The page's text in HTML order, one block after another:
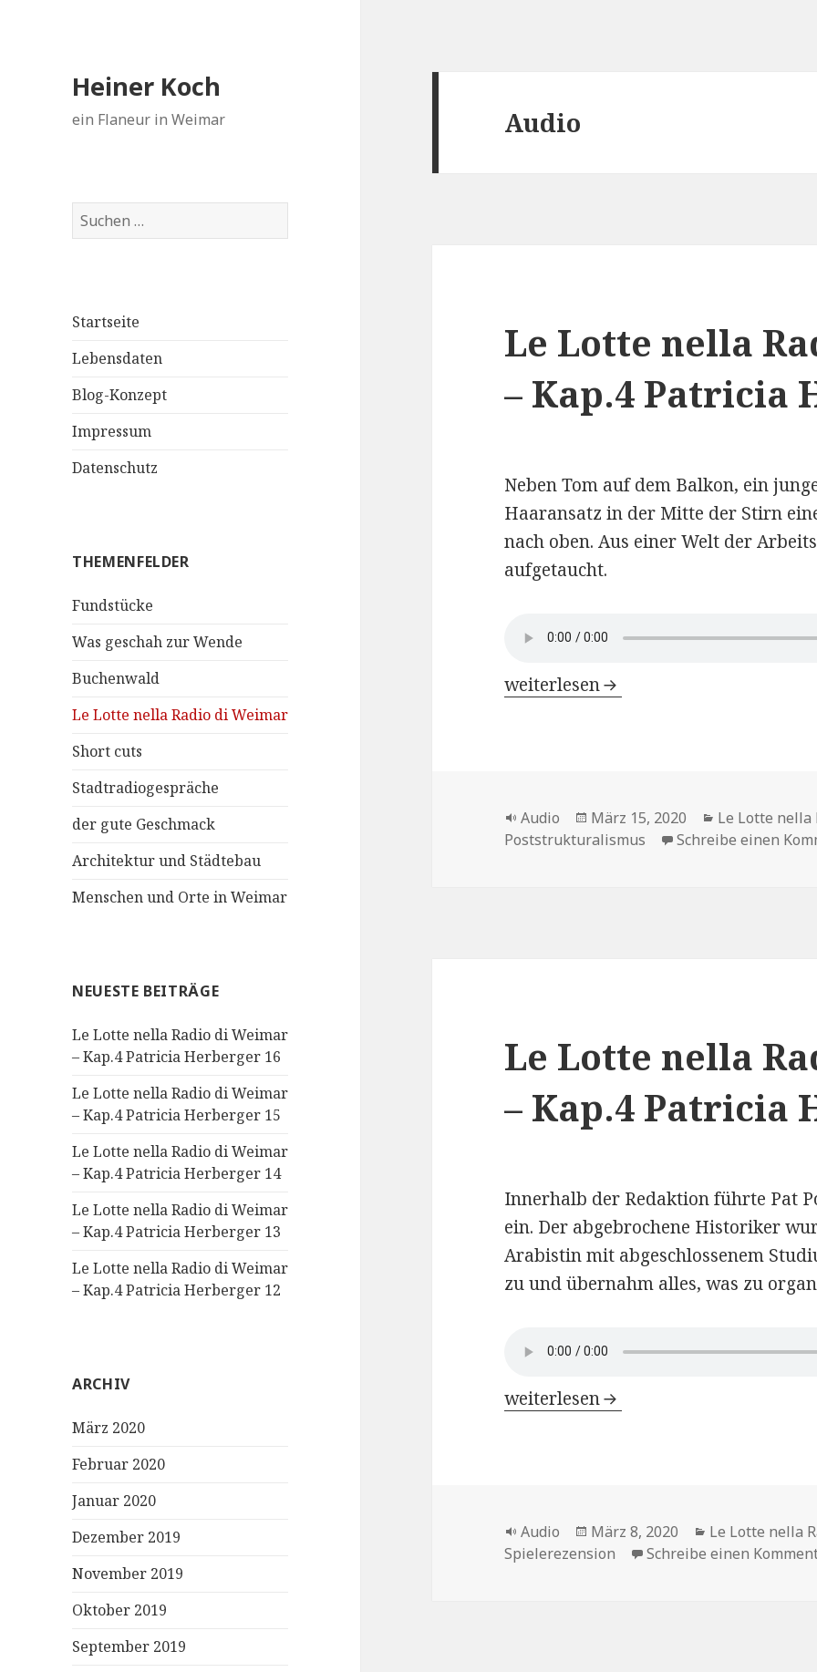
Heiner Koch
ein Flaneur in Weimar
Suchen
nach:
Startseite
Lebensdaten
Blog-Konzept
Impressum
Datenschutz
THEMENFELDER
Fundstücke
Was geschah zur Wende
Buchenwald
Le Lotte nella Radio di Weimar
Short cuts
Stadtradiogespräche
der gute Geschmack
Architektur und Städtebau
Menschen und Orte in Weimar
NEUESTE BEITRÄGE
Le Lotte nella Radio di Weimar
– Kap.4 Patricia Herberger 16
Le Lotte nella Radio di Weimar
– Kap.4 Patricia Herberger 15
Le Lotte nella Radio di Weimar
– Kap.4 Patricia Herberger 14
Le Lotte nella Radio di Weimar
– Kap.4 Patricia Herberger 13
Le Lotte nella Radio di Weimar
– Kap.4 Patricia Herberger 12
ARCHIV
März 2020
Februar 2020
Januar 2020
Dezember 2019
November 2019
Oktober 2019
September 2019
Audio
Le Lotte nella
– Kap.4 Patricia
Neben Tom auf dem Balkon, ein
Haaransatz in der Mitte der Stirn
nach oben. Aus einer Welt der
aufgetaucht.
Le Lotte nella Radio di Weimar –
weiterlesen
Format
Audio
Veröffentlicht
am
März 15, 2020 Kategorien
Le Lotte nella
Poststrukturalismus
Schreibe einen
Le Lotte nella
– Kap.4 Patricia
Innerhalb der Redaktion führte Pat
ein. Der abgebrochene Historiker
Arabistin mit abgeschlossenem
zu und übernahm alles, was zu
Le Lotte nella Radio di Weimar –
weiterlesen
Format
Audio
Veröffentlicht
am
März 8, 2020 Kategorien
Le Lotte nella
Spielerezension
Schreibe einen